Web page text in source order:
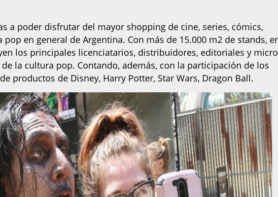
a poder disfrutar del mayor shopping de cine, series, cómics,
pop en general de Argentina. Con más de 15.000 m2 de stands,
los principales licenciatarios, distribuidores, editoriales y micro
la cultura pop. Contando, además, con la participación de los
productos de Disney, Harry Potter, Star Wars, Dragon Ball.